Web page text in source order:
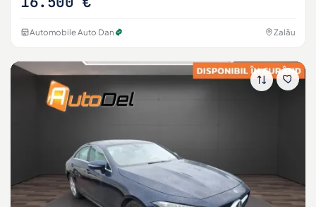
Automobile Auto Dan Zalău